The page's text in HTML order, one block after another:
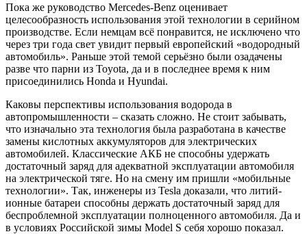
Пока же руководство Mercedes-Benz оценивает
целесообразность использования этой технологии в серийном
производстве. Если немцам всё понравится, не исключено что
через три года свет увидит первый европейский «водородный
автомобиль». Раньше этой темой серьёзно были озадачены
разве что парни из Toyota, да и в последнее время к ним
присоединились Honda и Hyundai.
Каковы перспективы использования водорода в
автопромышленности – сказать сложно. Не стоит забывать,
что изначально эта технология была разработана в качестве
замены кислотных аккумуляторов для электрических
автомобилей. Классические АКБ не способны удержать
достаточный заряд для адекватной эксплуатации автомобиля
на электрической тяге. Но на смену им пришли «мобильные
технологии». Так, инженеры из Tesla доказали, что литий-
ионные батареи способны держать достаточный заряд для
беспроблемной эксплуатации полноценного автомобиля. Да и
в условиях Российской зимы Model S себя хорошо показал.